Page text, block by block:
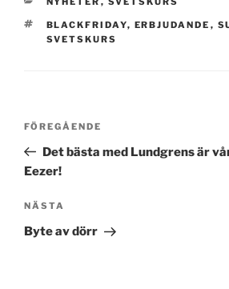
TAGGAR
BLACKFRIDAY, ERBJUDANDE ,
SVETSKURS
Inläggsnavigering
Föregående
inlägg
FÖREGÅENDE
Det bästa med Lundgrens är
Eezer!
Nästa
inlägg
NÄSTA
Byte av dörr